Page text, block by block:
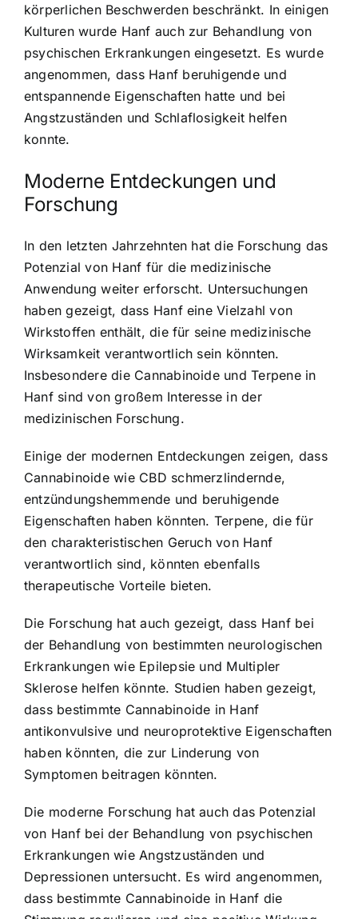
körperlichen Beschwerden beschränkt. In einigen
Kulturen wurde Hanf auch zur Behandlung von
psychischen Erkrankungen eingesetzt. Es wurde
angenommen, dass Hanf beruhigende und
entspannende Eigenschaften hatte und bei
Angstzuständen und Schlaflosigkeit helfen
konnte.
Moderne Entdeckungen und
Forschung
In den letzten Jahrzehnten hat die Forschung das
Potenzial von Hanf für die medizinische
Anwendung weiter erforscht. Untersuchungen
haben gezeigt, dass Hanf eine Vielzahl von
Wirkstoffen enthält, die für seine medizinische
Wirksamkeit verantwortlich sein könnten.
Insbesondere die Cannabinoide und Terpene in
Hanf sind von großem Interesse in der
medizinischen Forschung.
Einige der modernen Entdeckungen zeigen, dass
Cannabinoide wie CBD schmerzlindernde,
entzündungshemmende und beruhigende
Eigenschaften haben könnten. Terpene, die für
den charakteristischen Geruch von Hanf
verantwortlich sind, könnten ebenfalls
therapeutische Vorteile bieten.
Die Forschung hat auch gezeigt, dass Hanf bei
der Behandlung von bestimmten neurologischen
Erkrankungen wie Epilepsie und Multipler
Sklerose helfen könnte. Studien haben gezeigt,
dass bestimmte Cannabinoide in Hanf
antikonvulsive und neuroprotektive Eigenschaften
haben könnten, die zur Linderung von
Symptomen beitragen könnten.
Die moderne Forschung hat auch das Potenzial
von Hanf bei der Behandlung von psychischen
Erkrankungen wie Angstzuständen und
Depressionen untersucht. Es wird angenommen,
dass bestimmte Cannabinoide in Hanf die